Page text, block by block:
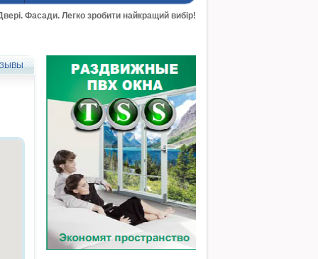
Фасади. Легко зробити найкращий вибір!